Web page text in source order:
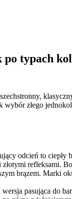
po typach
złego
odcień to ciepły
refleksami.
brązem. Marki
pasująca do